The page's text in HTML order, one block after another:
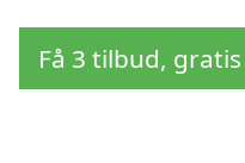
Få 3 tilbud,